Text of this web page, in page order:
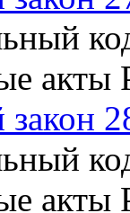
закон